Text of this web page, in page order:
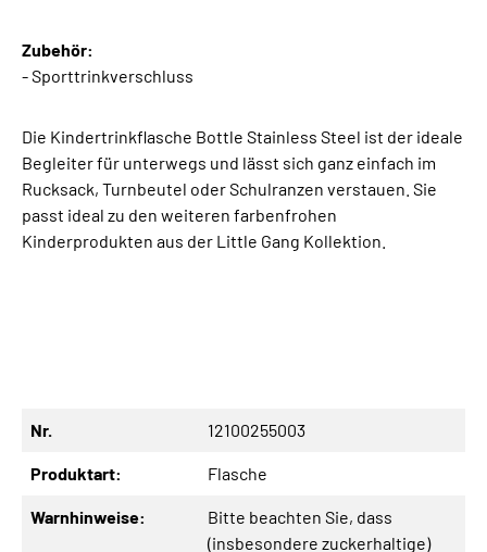
Zubehör:
- Sporttrinkverschluss
Die Kindertrinkflasche Bottle Stainless Steel ist der ideale
Begleiter für unterwegs und lässt sich ganz einfach im
Rucksack, Turnbeutel oder Schulranzen verstauen. Sie
passt ideal zu den weiteren farbenfrohen
Kinderprodukten aus der Little Gang Kollektion.
Nr. 12100255003
Produktart: Flasche
Warnhinweise:
Bitte beachten Sie, dass
(insbesondere zuckerhaltige)